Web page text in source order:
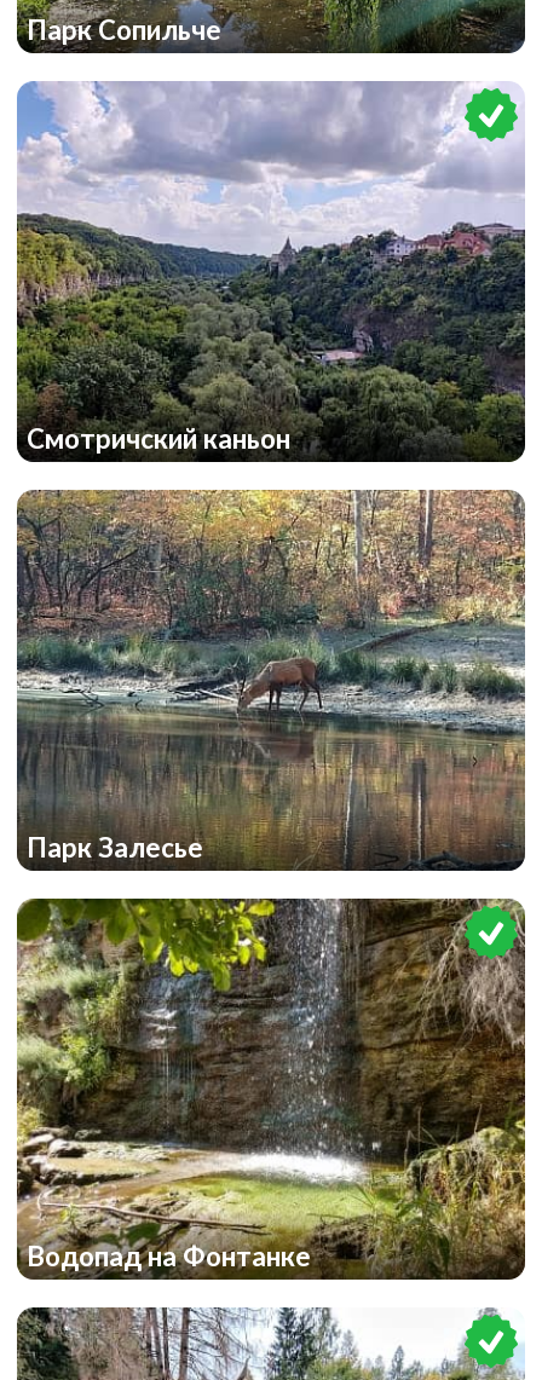
Парк Сопильче
Смотричский каньон
Парк Залесье
Водопад на Фонтанке